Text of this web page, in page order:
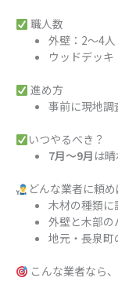
職人数
外壁：2〜4人
ウッドデッキ
進め方
事前に現地調
いつやるべき？
7月〜9月 は
どんな業者に頼め
木材の種類に
外壁と木部の
地元・長泉町
こんな業者なら、